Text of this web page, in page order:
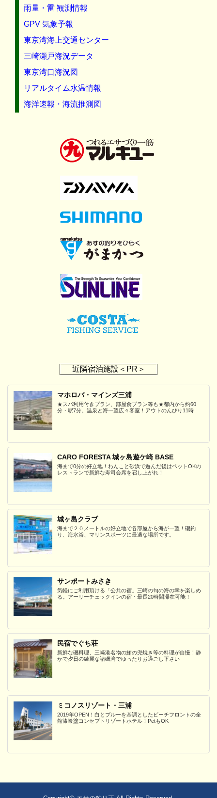
雨量・雷 観測情報
GPV 気象予報
東京湾海上交通センター
三崎瀬戸海況データ
東京湾口海況図
リアルタイム水温情報
海洋速報・海流推測図
近隣宿泊施設＜PR＞
マホロバ・マインズ三浦
★スパ利用付きプラン、部屋食プラン等も★都内から約60
分・駅7分。温泉と海一望広々客室！アウトのんびり11時
CARO FORESTA 城ヶ島遊ケ崎 BASE
海まで0分の好立地！わんこと砂浜で遊んだ後はペットOKの
レストランで新鮮な寿司会席を召し上がれ！
城ヶ島クラブ
海まで２０メートルの好立地で各部屋から海が一望！磯釣
り、海水浴、マリンスポーツに最適な場所です。
サンポートみさき
気軽にご利用頂ける「公共の宿」三崎の旬の海の幸を楽しめ
る。アーリーチェックインの宿・最長20時間滞在可能！
民宿でぐち荘
新鮮な磯料理、三崎港名物の鮪の兜焼き等の料理が自慢！静
かで夕日の綺麗な諸磯湾でゆったりお過ごし下さい
ミコノスリゾート・三浦
2019年OPEN！白とブルーを基調としたビーチフロントの全
館漆喰塗コンセプトリゾートホテル！PetもOK